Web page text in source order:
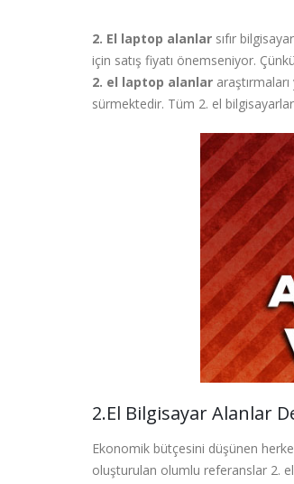
2. El laptop alanlar sıfır
için satış fiyatı önemseniyor.
2. el laptop alanlar
sürmektedir. Tüm 2. el
2.El Bilgisayar Alanlar
Ekonomik bütçesini düşünen
oluşturulan olumlu referanslar 2. el